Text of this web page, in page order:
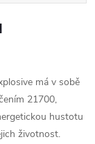
má v sobě
21700,
hustotu
životnost.